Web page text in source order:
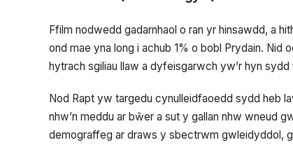
Ffilm nodwedd gadarnhaol o ran yr hinsawdd, a
ond mae yna long i achub 1% o bobl Prydain.
hytrach sgiliau llaw a dyfeisgarwch yw’r hyn
Nod Rapt yw targedu cynulleidfaoedd sydd heb
nhw’n meddu ar bŵer a sut y gallan nhw wneud
demograffeg ar draws y sbectrwm gwleidyddol,